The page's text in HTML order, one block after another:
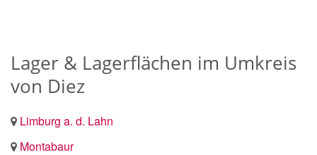
Lager & Lagerflächen im Umkreis
von Diez
Limburg a. d. Lahn
Montabaur